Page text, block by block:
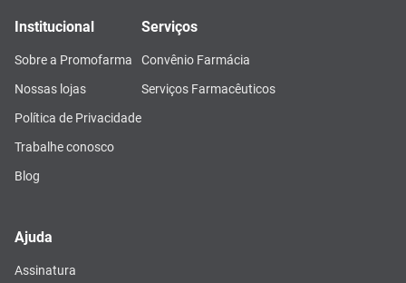
Institucional
Sobre a Promofarma
Nossas lojas
Política de Privacidade
Trabalhe conosco
Blog
Serviços
Convênio Farmácia
Serviços Farmacêuticos
Ajuda
Assinatura